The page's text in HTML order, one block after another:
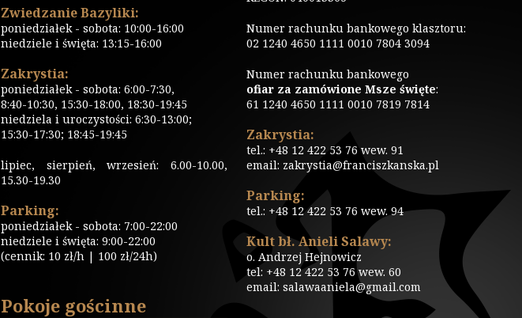
Zwiedzanie Bazyliki:
poniedziałek - sobota: 10:00-16:00
niedziele i święta: 13:15-16:00
Zakrystia:
poniedziałek - sobota: 6:00-7:30,
8:40-10:30, 15:30-18:00, 18:30-19:45
niedziela i uroczystości: 6:30-13:00;
15:30-17:30; 18:45-19:45
lipiec, sierpień, wrzesień: 6.00-10.00,
15.30-19.30
Parking:
poniedziałek - sobota: 7:00-22:00
niedziele i święta: 9:00-22:00
(cennik: 10 zł/h | 100 zł/24h)
Pokoje gościnne
Numer rachunku bankowego klasztoru:
02 1240 4650 1111 0010 7804 3094
Numer rachunku bankowego
ofiar za zamówione Msze święte:
61 1240 4650 1111 0010 7819 7814
Zakrystia:
tel.: +48 12 422 53 76 wew. 91
email: zakrystia@franciszkanska.pl
Parking:
tel.: +48 12 422 53 76 wew. 94
Kult bł. Anieli Salawy:
o. Andrzej Hejnowicz
tel: +48 12 422 53 76 wew. 60
email: salawaaniela@gmail.com